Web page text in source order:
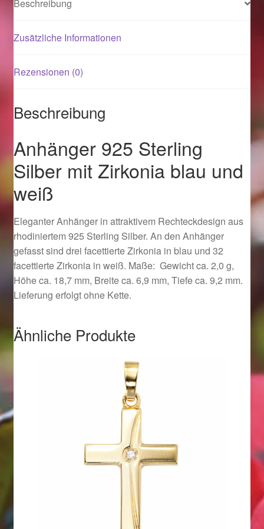
Logout
Ostergeschenke finden für Ostern 2015
Ostergeschenke finden für Ostern 2016
Ostergeschenke finden für Ostern 2017
Ostergeschenke finden für Ostern 2018
Ostergeschenke finden für Ostern 2019
Ostergeschenke finden für Ostern 2021
Ostergeschenke finden für Ostern 2022
Partner
Beschreibung
Zusätzliche Informationen
Rezensionen (0)
Beschreibung
Anhänger 925 Sterling
Silber mit Zirkonia blau und
weiß
Eleganter Anhänger in attraktivem Rechteckdesign aus
rhodiniertem 925 Sterling Silber. An den Anhänger
gefasst sind drei facettierte Zirkonia in blau und 32
facettierte Zirkonia in weiß. Maße: Gewicht ca. 2,0 g,
Höhe ca. 18,7 mm, Breite ca. 6,9 mm, Tiefe ca. 9,2 mm.
Lieferung erfolgt ohne Kette.
Ähnliche Produkte